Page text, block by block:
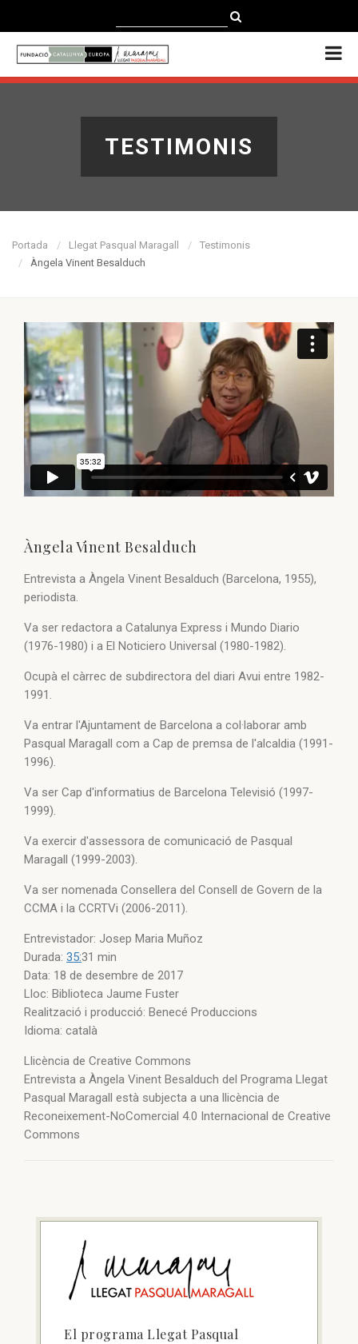
ENGLISH
TESTIMONIS
Portada Llegat Pasqual Maragall
Testimonis
Àngela Vinent Besalduch
Àngela Vinent Besalduch
Entrevista a Àngela Vinent Besalduch (Barcelona, 1955),
periodista.
Va ser redactora a Catalunya Express i Mundo Diario
(1976-1980) i a El Noticiero Universal (1980-1982).
Ocupà el càrrec de subdirectora del diari Avui entre 1982-
1991.
Va entrar l'Ajuntament de Barcelona a col·laborar amb
Pasqual Maragall com a Cap de premsa de l'alcaldia (1991-
1996).
Va ser Cap d'informatius de Barcelona Televisió (1997-
1999).
Va exercir d'assessora de comunicació de Pasqual
Maragall (1999-2003).
Va ser nomenada Consellera del Consell de Govern de la
CCMA i la CCRTVi (2006-2011).
Entrevistador: Josep Maria Muñoz
Durada: 35:31 min
Data: 18 de desembre de 2017
Lloc: Biblioteca Jaume Fuster
Realització i producció: Benecé Produccions
Idioma: català
Llicència de Creative Commons
Entrevista a Àngela Vinent Besalduch del Programa Llegat
Pasqual Maragall està subjecta a una llicència de
Reconeixement-NoComercial 4.0 Internacional de Creative
Commons
El programa Llegat Pasqual